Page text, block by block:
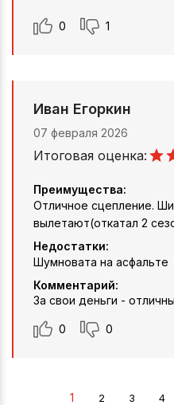
0 1
Иван Егоркин
07 февраля 2026
Итоговая оценка:
Преимущества:
Отличное сцепление.
вылетают(откатал 2
Недостатки:
Шумновата на асфальте
Комментарий:
За свои деньги -
0 0
1 2 3 4